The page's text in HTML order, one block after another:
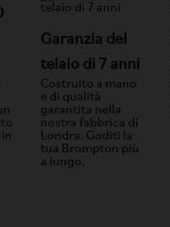
Garanzia del
telaio di 7 anni
Costruito a mano
e di qualità
garantita nella
nostra fabbrica di
Londra. Goditi la
tua Brompton più
a lungo.